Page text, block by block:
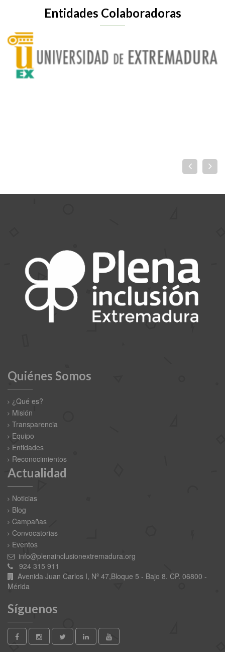
Entidades Colaboradoras
Quiénes Somos
¿Qué es?
Misión
Transparencia
Equipo
Entidades
Reconocimientos
Actualidad
Noticias
Blog
Campañas
Convocatorias
Eventos
info@plenainclusionextremadura.org
924 315 911
Avenida Juan Carlos I, Nº 47,Bloque 5 - Bajo 8. CP. 06800 -
Mérida
Síguenos